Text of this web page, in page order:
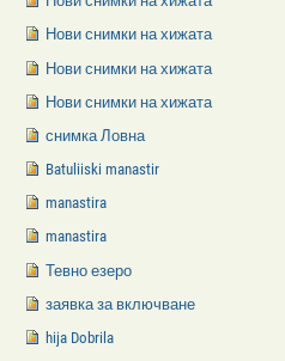
Нови снимки на хижата
Нови снимки на хижата
Нови снимки на хижата
снимка Ловна
Batuliiski manastir
manastira
manastira
Тевно езеро
заявка за включване
hija Dobrila